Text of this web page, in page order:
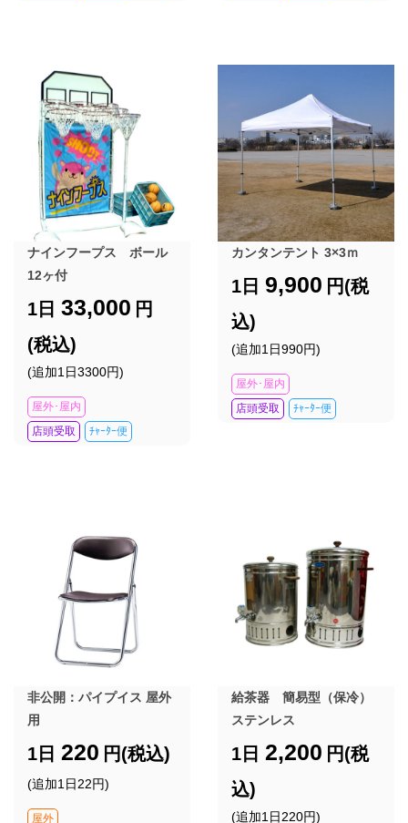
ナインフープス ボール
12ヶ付
1日 33,000 円
(税込)
(追加1日3300円)
屋外･屋内
店頭受取
ﾁｬｰﾀｰ便
カンタンテント 3×3ｍ
1日 9,900 円(税
込)
(追加1日990円)
屋外･屋内
店頭受取
ﾁｬｰﾀｰ便
非公開：パイプイス 屋外
用
1日 220 円(税込)
(追加1日22円)
屋外
給茶器 簡易型（保冷）
ステンレス
1日 2,200 円(税
込)
(追加1日220円)